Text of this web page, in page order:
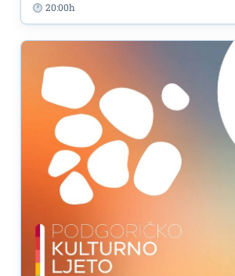
20:00h